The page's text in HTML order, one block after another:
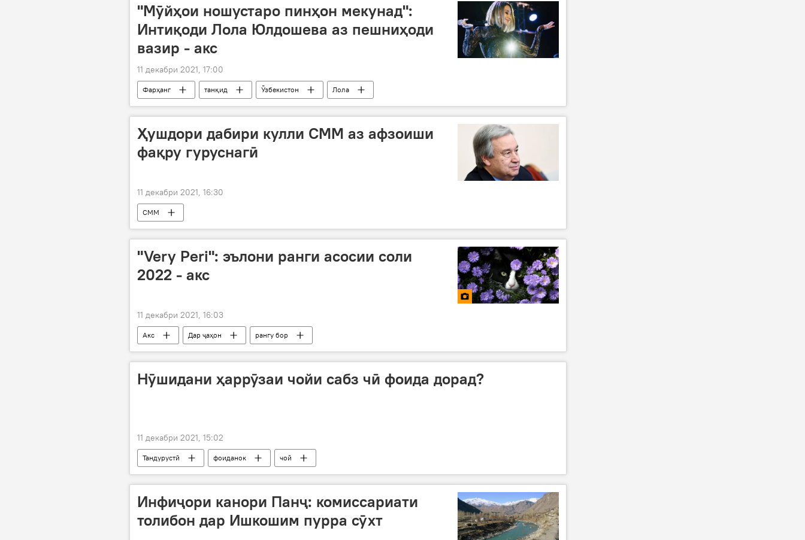
"Мӯйҳои ношустаро пинҳон мекунад":
Интиқоди Лола Юлдошева аз пешниҳоди
вазир - акс
11 декабри 2021, 17:00
Фарҳанг танқид Ӯзбекистон Лола
Ҳушдори дабири кулли СММ аз афзоиши
фақру гуруснагӣ
11 декабри 2021, 16:30
СММ
"Very Peri": эълони ранги асосии соли
2022 - акс
11 декабри 2021, 16:03
Акс Дар ҷаҳон рангу бор
Нӯшидани ҳаррӯзаи чойи сабз чӣ фоида дорад?
11 декабри 2021, 15:02
Тандурустӣ фоиданок чой
Инфиҷори канори Панҷ: комиссариати
толибон дар Ишкошим пурра сӯхт